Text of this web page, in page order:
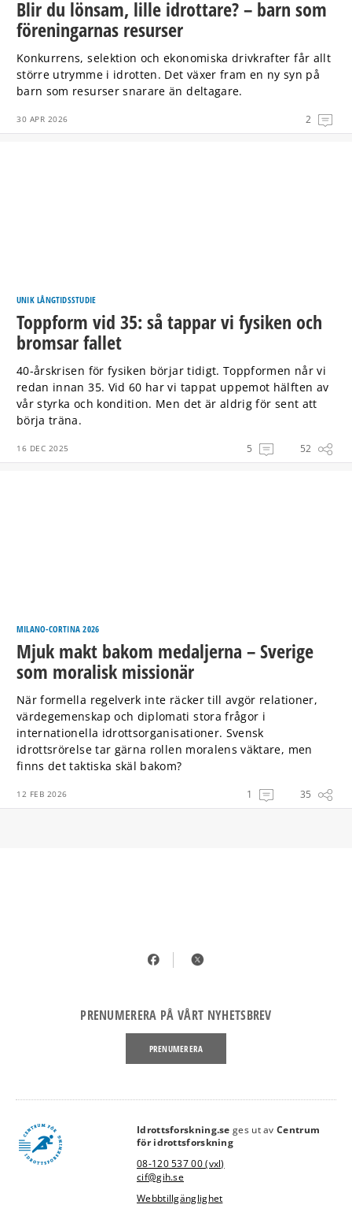
Blir du lönsam, lille idrottare? – barn som
föreningarnas resurser
Konkurrens, selektion och ekonomiska drivkrafter får allt
större utrymme i idrotten. Det växer fram en ny syn på
barn som resurser snarare än deltagare.
30 APR 2026 2
UNIK LÅNGTIDSSTUDIE
Toppform vid 35: så tappar vi fysiken och
bromsar fallet
40-årskrisen för fysiken börjar tidigt. Toppformen når vi
redan innan 35. Vid 60 har vi tappat uppemot hälften av
vår styrka och kondition. Men det är aldrig för sent att
börja träna.
16 DEC 2025 5 52
MILANO-CORTINA 2026
Mjuk makt bakom medaljerna – Sverige
som moralisk missionär
När formella regelverk inte räcker till avgör relationer,
värdegemenskap och diplomati stora frågor i
internationella idrottsorganisationer. Svensk
idrottsrörelse tar gärna rollen moralens väktare, men
finns det taktiska skäl bakom?
12 FEB 2026 1 35
PRENUMERERA PÅ VÅRT NYHETSBREV
PRENUMERERA
link Idrottsforskning.se ges ut avCentrum
för idrottsforskning
08-120 537 00 (vxl)
cif@gih.se
Webbtillgänglighet